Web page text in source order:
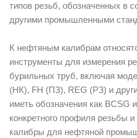
типов резьб, обозначенных в
другими промышленными
К нефтяным калибрам
инструменты для измерения
бурильных труб, включая
(НК), FH (ПЗ), REG (РЗ) и
иметь обозначения как BCSG
конкретного профиля резьбы
калибры для нефтяной